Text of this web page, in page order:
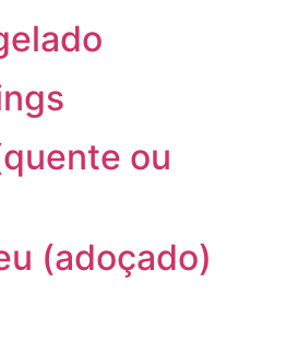
ou
(adoçado)